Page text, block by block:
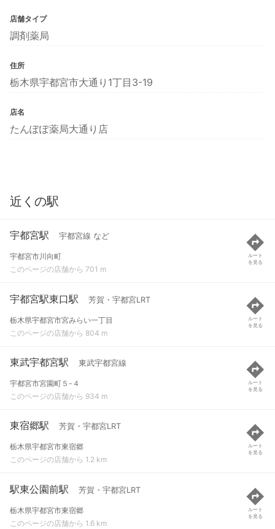
店舗タイプ
調剤薬局
住所
栃木県宇都宮市大通り1丁目3-19
店名
たんぽぽ薬局大通り店
近くの駅
宇都宮駅 宇都宮線 など
宇都宮市川向町
このページの店舗から 701 m
ルート
を見る
宇都宮駅東口駅 芳賀・宇都宮LRT
栃木県宇都宮市宮みらい一丁目
このページの店舗から 804 m
ルート
を見る
東武宇都宮駅 東武宇都宮線
宇都宮市宮園町５-４
このページの店舗から 934 m
ルート
を見る
東宿郷駅 芳賀・宇都宮LRT
栃木県宇都宮市東宿郷
このページの店舗から 1.2 km
ルート
を見る
駅東公園前駅 芳賀・宇都宮LRT
栃木県宇都宮市東宿郷
このページの店舗から 1.6 km
ルート
を見る